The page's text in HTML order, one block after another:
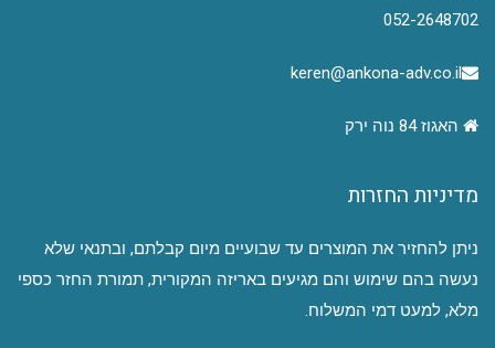
052-2648702
keren@ankona-adv.co.il
האגוז 84 נוה ירק
מדיניות החזרות
ניתן להחזיר את המוצרים עד שבועיים מיום קבלתם, ובתנאי שלא
נעשה בהם שימוש והם מגיעים באריזה המקורית, תמורת החזר כספי
מלא, למעט דמי המשלוח.